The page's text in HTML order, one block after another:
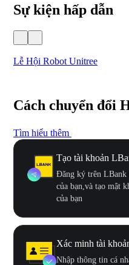
Sự kiện hấp dẫn
Lễ Hội Robot Unitree
Cách chuyển đổi
Tìm hiểu thêm
Tạo tài khoản
Đăng ký trên LBank
của bạn,và tạo mật
của bạn
Xác minh tài
Nhập thông tin cá